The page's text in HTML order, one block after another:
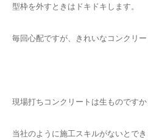
型枠を外すときはドキドキします。
毎回心配ですが、きれいなコンクリー
現場打ちコンクリートは生ものですか
当社のように施工スキルがないとでき